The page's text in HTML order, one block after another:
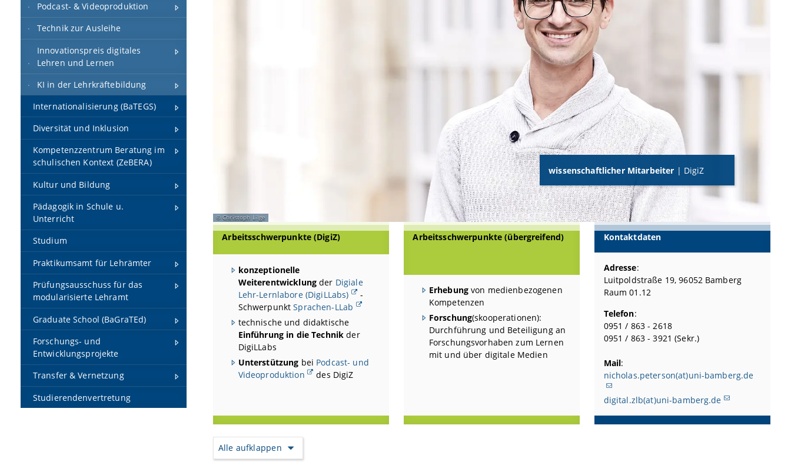
Podcast- & Videoproduktion
Technik zur Ausleihe
Innovationspreis digitales
Lehren und Lernen
KI in der Lehrkräftebildung
Internationalisierung (BaTEGS)
Diversität und Inklusion
Kompetenzzentrum Beratung im
schulischen Kontext (ZeBERA)
Kultur und Bildung
Pädagogik in Schule u.
Unterricht
Studium
Praktikumsamt für Lehrämter
Prüfungsausschuss für das
modularisierte Lehramt
Graduate School (BaGraTEd)
Forschungs- und
Entwicklungsprojekte
Transfer & Vernetzung
Studierendenvertretung
Christoph Lilge
wissenschaftlicher Mitarbeiter | DigiZ
Arbeitsschwerpunkte (DigiZ)
konzeptionelle
Weiterentwicklung der Digiale
Lehr-Lernlabore (DigiLLabs)
-
SchwerpunktSprachen-LLab
technische und didaktische
Einführung in die Technik der
DigiLLabs
Unterstützung bei Podcast- und
Videoproduktion
des DigiZ
Arbeitsschwerpunkte (übergreifend)
Erhebungvon medienbezogenen
Kompetenzen
Forschung(skooperationen):
Durchführung und Beteiligung an
Forschungsvorhaben zum Lernen
mit und über digitale Medien
Kontaktdaten
Adresse:
Luitpoldstraße 19, 96052 Bamberg
Raum 01.12
Telefon:
0951 / 863 - 2618
0951 / 863 - 3921 (Sekr.)
Mail:
nicholas.peterson(at)uni-bamberg.de
digital.zlb(at)uni-bamberg.de
Alle aufklappen